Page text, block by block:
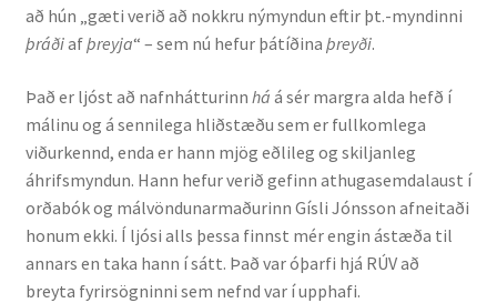
Publications
Research
Teaching
að hún „gæti verið að nokkru nýmyndun eftir þt.-myndinni
þráðiafþreyja“ – sem nú hefur þátíðina þreyði.
Það er ljóst að nafnhátturinn há á sér margra alda hefð í
málinu og á sennilega hliðstæðu sem er fullkomlega
viðurkennd, enda er hann mjög eðlileg og skiljanleg
áhrifsmyndun. Hann hefur verið gefinn athugasemdalaust í
orðabók og málvöndunarmaðurinn Gísli Jónsson afneitaði
honum ekki. Í ljósi alls þessa finnst mér engin ástæða til
annars en taka hann í sátt. Það var óþarfi hjá RÚV að
breyta fyrirsögninni sem nefnd var í upphafi.